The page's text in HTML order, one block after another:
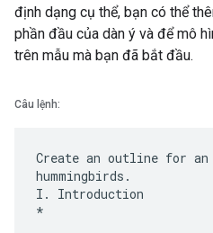
định dạng cụ thể, bạn có thể
phần đầu của dàn ý và để mô
trên mẫu mà bạn đã bắt đầu.
Câu lệnh:
Create an outline for an
hummingbirds.
I. Introduction